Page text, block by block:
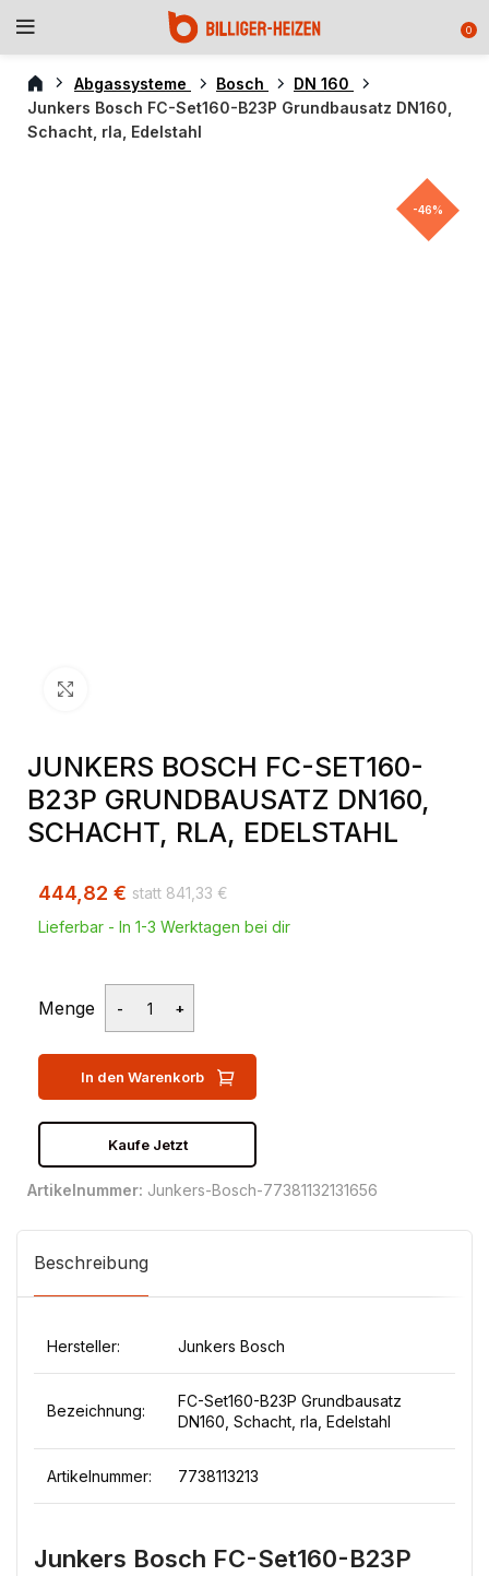
0
Abgassysteme Bosch
DN 160
Junkers Bosch FC-Set160-B23P Grundbausatz DN160,
Schacht, rla, Edelstahl
-46%
JUNKERS BOSCH FC-SET160-
B23P GRUNDBAUSATZ DN160,
SCHACHT, RLA, EDELSTAHL
841,33 €
444,82 €
Lieferbar - In 1-3 Werktagen bei dir
Menge
In den Warenkorb
Kaufe Jetzt
Artikelnummer: Junkers-Bosch-77381132131656
Beschreibung
Hersteller: Junkers Bosch
Bezeichnung:
FC-Set160-B23P Grundbausatz
DN160, Schacht, rla, Edelstahl
Artikelnummer: 7738113213
Junkers Bosch FC-Set160-B23P